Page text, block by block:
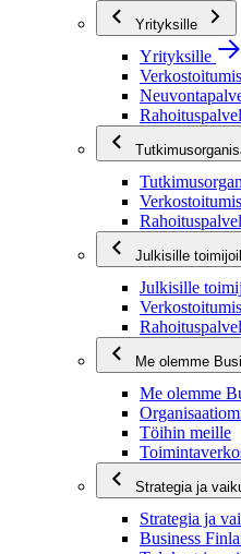
Yrityksille
Yrityksille
Julkisille
Julkisille
Me olemme
Me olemme
Töihin meille
Strategia ja
Strategia ja
Business